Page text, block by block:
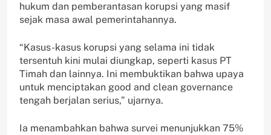
hukum dan pemberantasan korupsi yang masif
sejak masa awal pemerintahannya.
“Kasus-kasus korupsi yang selama ini tidak
tersentuh kini mulai diungkap, seperti kasus PT
Timah dan lainnya. Ini membuktikan bahwa upaya
untuk menciptakan good and clean governance
tengah berjalan serius,” ujarnya.
Ia menambahkan bahwa survei menunjukkan 75%